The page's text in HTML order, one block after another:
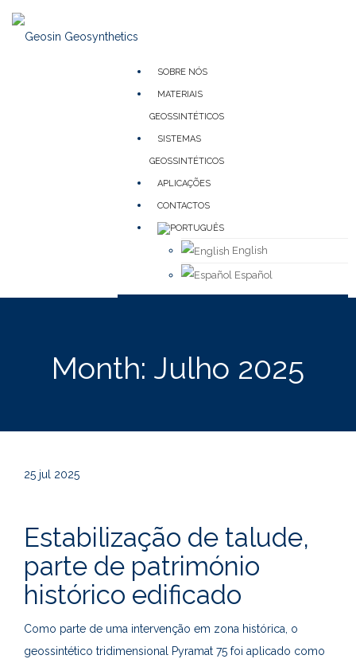
SOBRE NÓS
MATERIAIS
GEOSSINTÉTICOS
SISTEMAS
GEOSSINTÉTICOS
APLICAÇÕES
CONTACTOS
English
Español
Month: Julho 2025
25 jul 2025
Estabilização de talude,
parte de património
histórico edificado
Como parte de uma intervenção em zona histórica, o
geossintético tridimensional Pyramat 75 foi aplicado como